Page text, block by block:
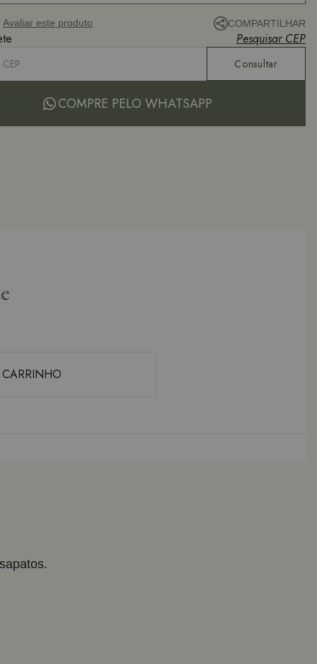
Avaliar este produto COMPARTILHAR
COMPRE PELO WHATSAPP